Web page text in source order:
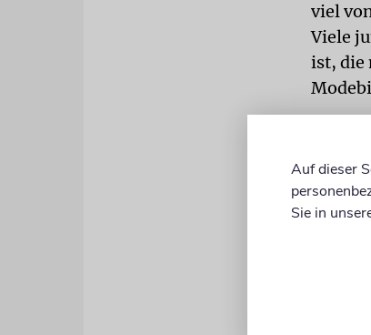
viel
Viele
ist, die
gibt
Mit
Auf dieser
Sie in